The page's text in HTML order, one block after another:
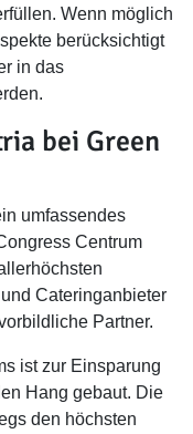
Wenn möglich
berücksichtigt
in das
bei Green
umfassendes
Centrum
Cateringanbieter
Partner.
ist zur Einsparung
Hang gebaut. Die
den höchsten